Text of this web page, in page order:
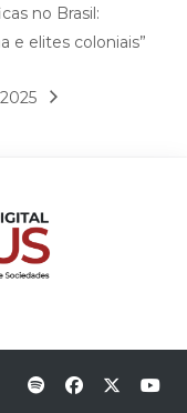
no Brasil:
e elites coloniais”